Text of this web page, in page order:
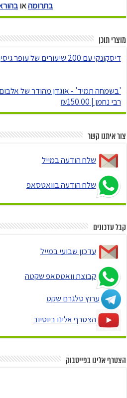
בתרומהאו
מוצרי תוכן
דיסקונקי עם 200 שיעורים של עופר גיסין | ₪120.00
'בשמחה תמיד' - אוגדן מהודר של
רבי נחמן | ₪150.00
צור איתנו קשר
שלח הודעה במייל
שלח הודעה בוואטסאפ
קבל עדכונים
עדכון שבועי במייל
קבוצת וואטסאפ שקטה
ערוץ טלגרם שקט
הצטרף אלינו ביוטיוב
הצטרף אלינו בפייסבוק